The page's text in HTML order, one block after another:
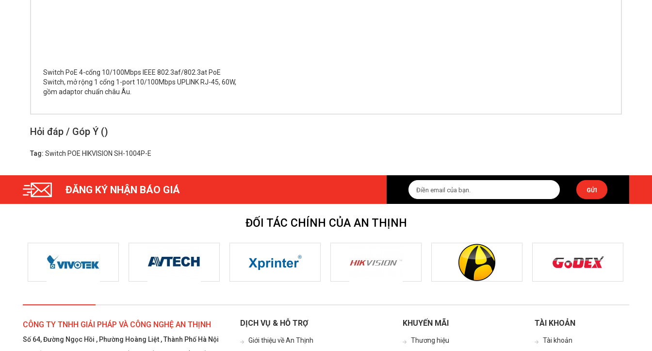
Switch PoE 4-cổng 10/100Mbps IEEE 802.3af/802.3at PoE
Switch, mở rộng 1 cổng 1-port 10/100Mbps UPLINK RJ-45, 60W,
gồm adaptor chuẩn châu Âu
Hỏi đáp / Góp Ý ()
Tag: Switch POE HIKVISION SH-1004P-E
ĐĂNG KÝ NHẬN BÁO GIÁ GỬI
ĐỐI TÁC CHÍNH CỦA AN THỊNH
CÔNG TY TNHH GIẢI PHÁP VÀ CÔNG NGHỆ AN THỊNH
Số 64, Đường Ngọc Hồi , Phường Hoàng Liệt , Thành Phố Hà Nội
DỊCH VỤ & HỖ TRỢ
Giới thiệu về An Thịnh
KHUYẾN MÃI
Thương hiệu
TÀI KHOẢN
Tài khoản